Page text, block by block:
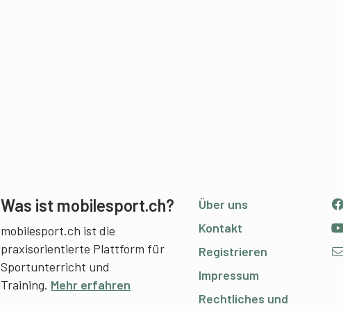
Was ist mobilesport.ch?
mobilesport.ch ist die
praxisorientierte Plattform für
Sportunterricht und
Training. Mehr erfahren
Über uns
Kontakt
Registrieren
Impressum
Rechtliches und